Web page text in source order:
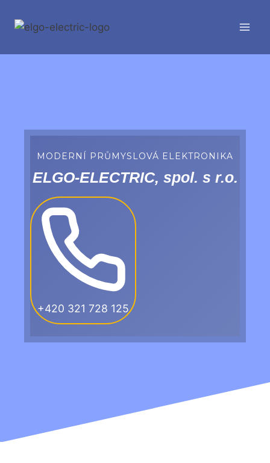
MODERNÍ PRŮMYSLOVÁ ELEKTRONIKA
ELGO-ELECTRIC, spol. s r.o.
+420 321 728 125